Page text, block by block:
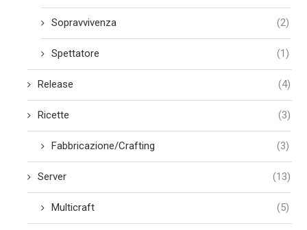
Sopravvivenza (2)
Spettatore (1)
Release (4)
Ricette (3)
Fabbricazione/Crafting (3)
Server (13)
Multicraft (5)